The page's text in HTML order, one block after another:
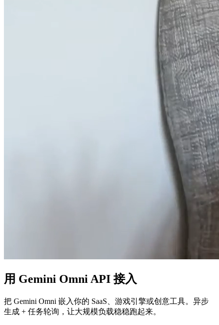
用 Gemini Omni API 接入
把 Gemini Omni 嵌入你的 SaaS、游戏引擎或创意工具。异步
生成 + 任务轮询，让大规模负载稳稳跑起来。